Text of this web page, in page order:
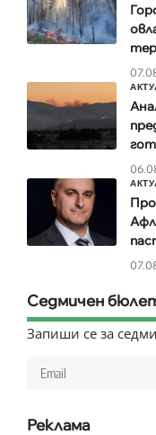
Седмичен
Запиши се за
Реклама